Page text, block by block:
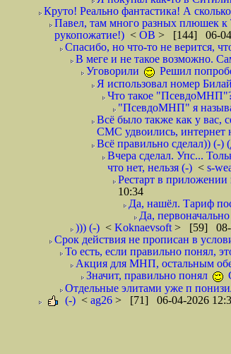
Круто! Реально фантастика! А
Павел, там много разных плюшек к
рукопожатие!) < ОВ > [144] 06-
Спасибо, но что-то не верится,
В меге и не такое возможно.
Уговорили
Решил
Я использовал номер
Что такое
"ПсевдоМНП" я
Всё было также как у вас,
СМС удвоились, интернет
Всё правильно сделал)) (-)
Вчера сделал. Упс...
что нет, нельзя (-) < s-
Рестарт в приложении
10:34
Да, нашёл. Тариф
Да,
))) (-) < Koknaevsoft > [59] 08-
Срок действия не прописан в
То есть, если правильно понял,
Акция для МНП, остальным
Значит, правильно понял
Отдельные элитами уже п
(-) < ag26 > [71] 06-04-2026